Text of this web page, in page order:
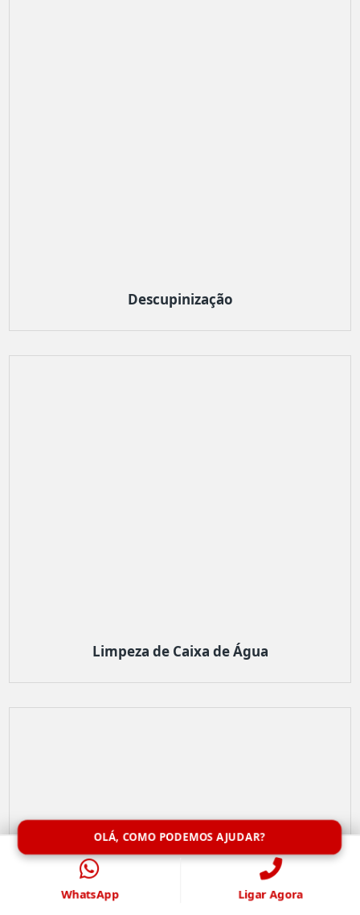
Descupinização
Limpeza de Caixa de Água
OLÁ, COMO PODEMOS AJUDAR?
WhatsApp Ligar Agora